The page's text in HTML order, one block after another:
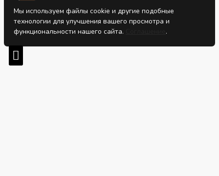
Мы используем файлы cookie и другие подобные
технологии для улучшения вашего просмотра и
функциональности нашего сайта.
.